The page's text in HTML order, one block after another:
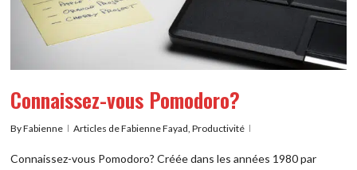
Connaissez-vous Pomodoro?
ByFabienne Articles de Fabienne Fayad,Productivité
Connaissez-vous Pomodoro? Créée dans les années 1980 par